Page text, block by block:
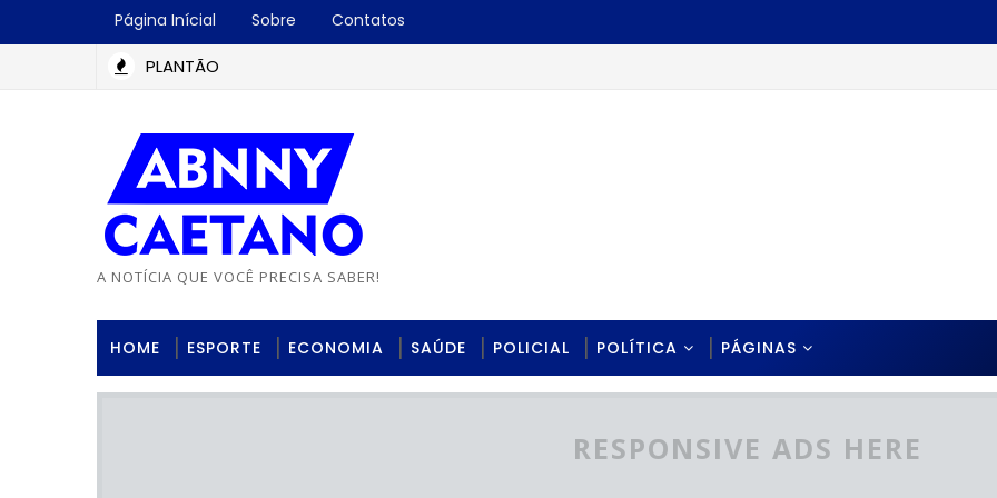
Página Inícial Sobre Contatos
PLANTÃO
A NOTÍCIA QUE VOCÊ PRECISA SABER!
HOME ESPORTE ECONOMIA SAÚDE POLICIAL POLÍTICA PÁGINAS
RESPONSIVE ADS HERE